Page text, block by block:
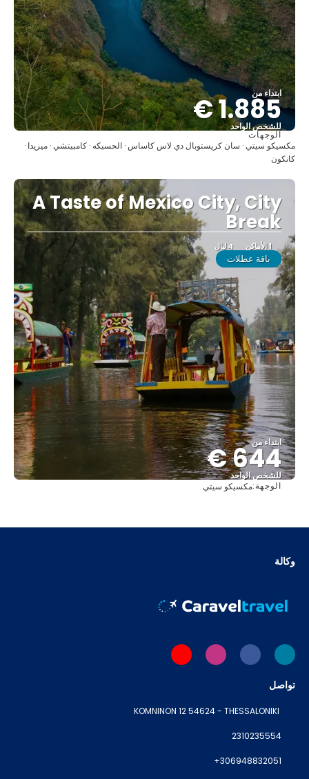
ابتداء من
1.885 €
للشخص الواحد
شاهد
الوجهات
مكسيكو سيتي · سان كريستوبال دي لاس كاساس · الحسيكه · كامبيتشي · ميريدا ·
كانكون
A Taste of Mexico City, City
Break
1 الأماكن 4 ليال
باقة عطلات
ابتداء من
644 €
للشخص الواحد
الوجهة:مكسيكو سيتي
وكالة
تواصل
2310235554
+306948832051